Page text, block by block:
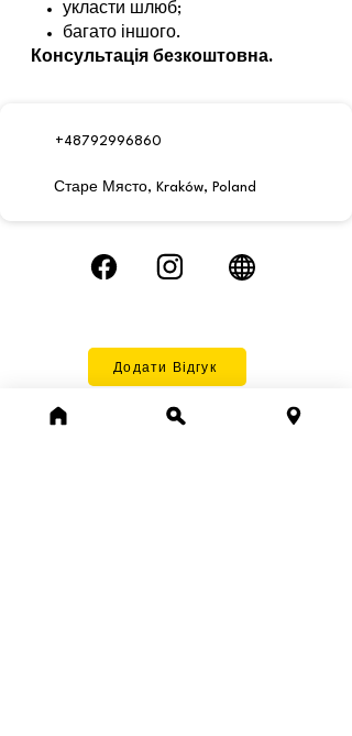
укласти шлюб;
багато іншого.
Консультація безкоштовна.
+48792996860
Старе Място, Kraków, Poland
Додати Відгук